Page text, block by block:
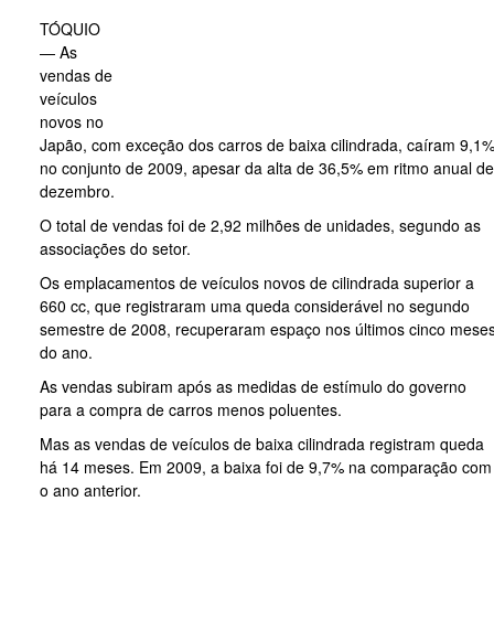
TÓQUIO
— As
vendas de
veículos
novos no
Japão, com exceção dos carros de baixa cilindrada, caíram 9,1%
no conjunto de 2009, apesar da alta de 36,5% em ritmo anual de
dezembro.
O total de vendas foi de 2,92 milhões de unidades, segundo as
associações do setor.
Os emplacamentos de veículos novos de cilindrada superior a
660 cc, que registraram uma queda considerável no segundo
semestre de 2008, recuperaram espaço nos últimos cinco
do ano.
As vendas subiram após as medidas de estímulo do governo
para a compra de carros menos poluentes.
Mas as vendas de veículos de baixa cilindrada registram queda
há 14 meses. Em 2009, a baixa foi de 9,7% na comparação com
o ano anterior.